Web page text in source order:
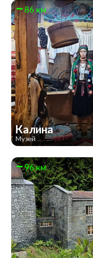
86 км
Калина
Музей
96 км